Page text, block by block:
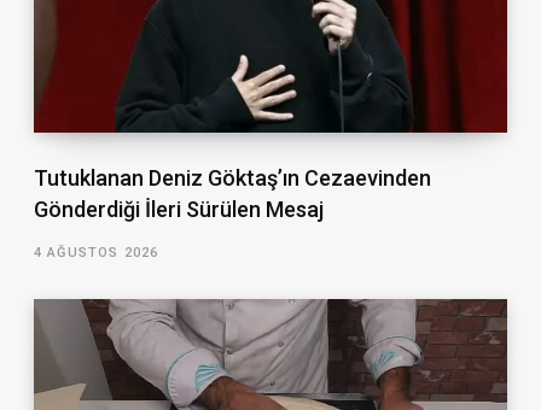
Tutuklanan Deniz Göktaş’ın Cezaevinden
Gönderdiği İleri Sürülen Mesaj
4 AĞUSTOS 2026